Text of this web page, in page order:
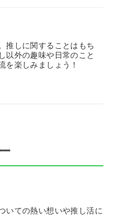
推しに関することはもち
以外の趣味や日常のこと
を楽しみましょう！
いての熱い想いや推し活に